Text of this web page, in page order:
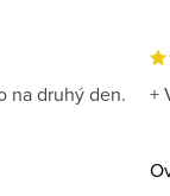
na druhý den. +